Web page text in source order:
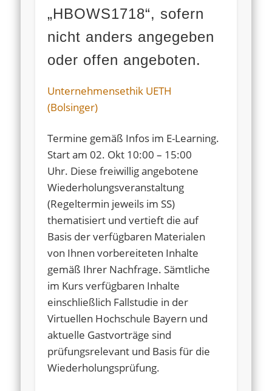
„HBOWS1718“, sofern
nicht anders angegeben
oder offen angeboten.
Unternehmensethik UETH
(Bolsinger)
Termine gemäß Infos im E-Learning.
Start am 02. Okt 10:00 – 15:00
Uhr. Diese freiwillig angebotene
Wiederholungsveranstaltung
(Regeltermin jeweils im SS)
thematisiert und vertieft die auf
Basis der verfügbaren Materialen
von Ihnen vorbereiteten Inhalte
gemäß Ihrer Nachfrage. Sämtliche
im Kurs verfügbaren Inhalte
einschließlich Fallstudie in der
Virtuellen Hochschule Bayern und
aktuelle Gastvorträge sind
prüfungsrelevant und Basis für die
Wiederholungsprüfung.